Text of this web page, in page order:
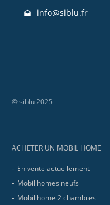
info@siblu.fr
© siblu 2025
ACHETER UN MOBIL HOME
En vente actuellement
Mobil homes neufs
Mobil home 2 chambres